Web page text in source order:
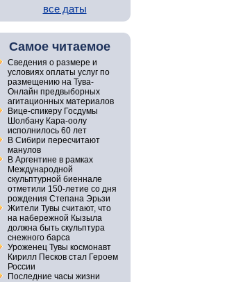
все даты
Самое читаемое
Сведения о размере и
условиях оплаты услуг по
размещению на Тува-
Онлайн предвыборных
агитационных материалов
Вице-спикеру Госдумы
Шолбану Кара-оолу
исполнилось 60 лет
В Сибири пересчитают
манулов
В Аргентине в рамках
Международной
скульптурной биеннале
отметили 150-летие со дня
рождения Степана Эрьзи
Жители Тувы считают, что
на набережной Кызыла
должна быть скульптура
снежного барса
Уроженец Тувы космонавт
Кирилл Песков стал Героем
России
Последние часы жизни